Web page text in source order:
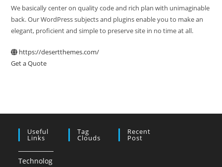
We basically center on quality code and rich plan with unimaginable
back. Our WordPress subjects and plugins enable you to make an
elegant, proficient and simple to preserve site in no time at all.
https://desertthemes.com/
Get a Quote
Useful
Links
Technolog
Tag
Clouds
Recent
Post